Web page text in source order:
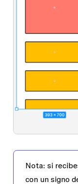
Nota: si
con un signo